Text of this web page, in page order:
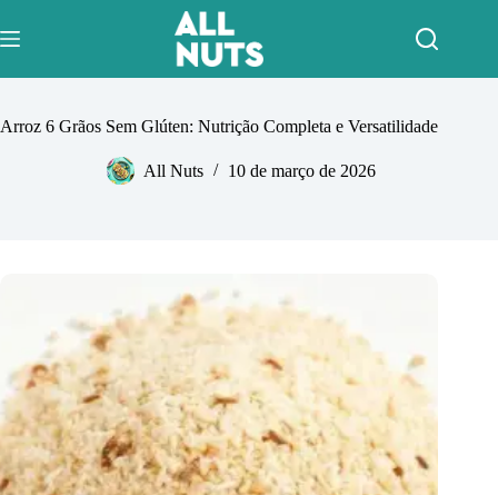
para
o
Arroz 6 Grãos Sem Glúten: Nutrição Completa e Versatilidade
All Nuts 10 de março de 2026